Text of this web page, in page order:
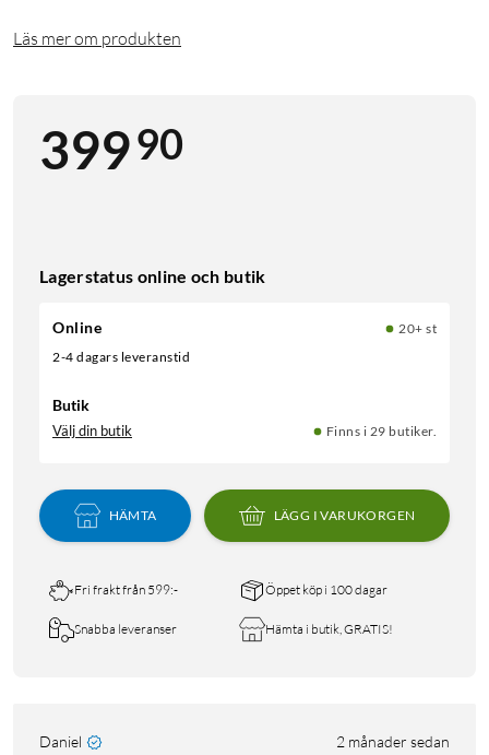
Läs mer om produkten
39990
Lagerstatus online och butik
Online
20+ st
2-4 dagars leveranstid
Butik
Välj din butik Finns i 29 butiker.
HÄMTA LÄGG I VARUKORGEN
Fri frakt från 599:- Öppet köp i 100 dagar
Snabba leveranser Hämta i butik, GRATIS!
Daniel 2 månader sedan